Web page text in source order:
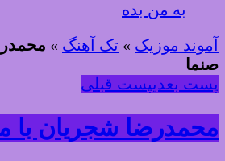
به من بده
آموند موزیک » تک آهنگ »
صنما
پست بعدیپست قبلی
محمدرضا شجریان با